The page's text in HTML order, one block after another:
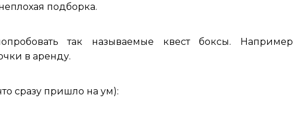
подборка.
так называемые квест боксы. Например
в аренду.
сразу пришло на ум):